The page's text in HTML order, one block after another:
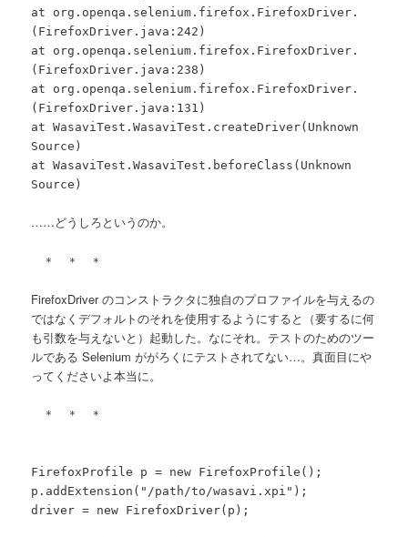
at org.openqa.selenium.firefox.FirefoxDriver.
(FirefoxDriver.java:242)
at org.openqa.selenium.firefox.FirefoxDriver.
(FirefoxDriver.java:238)
at org.openqa.selenium.firefox.FirefoxDriver.
(FirefoxDriver.java:131)
at WasaviTest.WasaviTest.createDriver(Unknown
Source)
at WasaviTest.WasaviTest.beforeClass(Unknown
Source)
……どうしろというのか。
＊ ＊ ＊
FirefoxDriver のコンストラクタに独自のプロファイルを与えるの
ではなくデフォルトのそれを使用するようにすると（要するに何
も引数を与えないと）起動した。なにそれ。テストのためのツー
ルである Selenium ががろくにテストされてない…。真面目にや
ってくださいよ本当に。
＊ ＊ ＊
FirefoxProfile p = new FirefoxProfile();
p.addExtension("/path/to/wasavi.xpi");
driver = new FirefoxDriver(p);